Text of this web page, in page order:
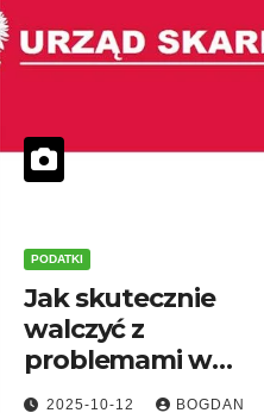
PODATKI
Jak skutecznie
walczyć z
problemami w
urzędzie
2025-10-12
BOGDAN